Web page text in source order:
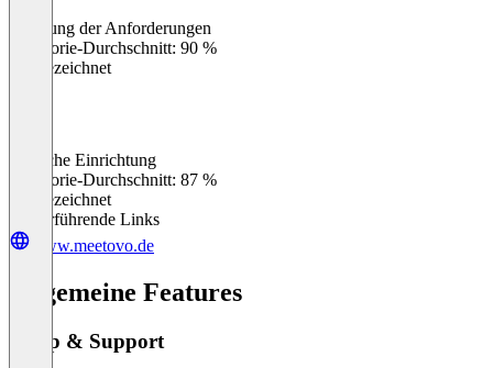
Erfüllung der Anforderungen
Kategorie-Durchschnitt: 90 %
Ausgezeichnet
Einfache Einrichtung
Kategorie-Durchschnitt: 87 %
Ausgezeichnet
Weiterführende Links
www.meetovo.de
Allgemeine Features
Setup & Support